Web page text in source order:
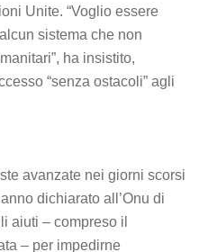
Unite. “Voglio essere
sistema che non
ha insistito,
“senza ostacoli” agli
avanzate nei giorni scorsi
dichiarato all’Onu di
aiuti – compreso il
– per impedirne